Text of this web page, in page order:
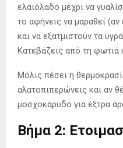
ελαιόλαδο μέχρι να
το αφήνεις να μαραθεί
και να εξατμιστούν τα
Κατεβάζεις από τη φωτιά
Μόλις πέσει η
αλατοπιπερώνεις και αν
μοσχοκάρυδο για έξτρα
Βήμα 2: